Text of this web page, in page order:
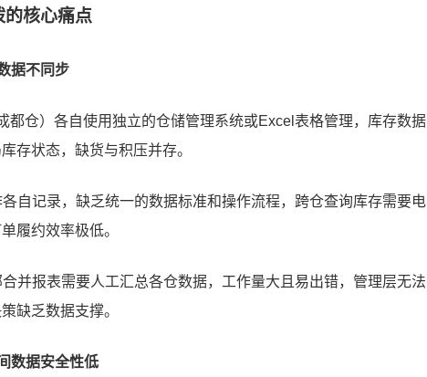
核心痛点
据不同步
都仓）各自使用独立的仓储管理系统或Excel表格管理，库存数据
存状态，缺货与积压并存。
自记录，缺乏统一的数据标准和操作流程，跨仓查询库存需要电
履约效率极低。
并报表需要人工汇总各仓数据，工作量大且易出错，管理层无法
缺乏数据支撑。
数据安全性低